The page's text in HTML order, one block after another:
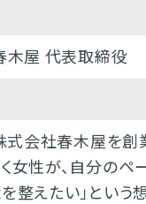
木屋 代表取締役
会社春木屋を創業
女性が、自分のペ
整えたい」という